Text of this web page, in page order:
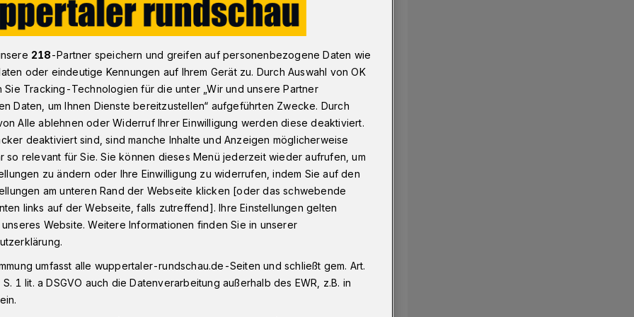
6. Mai 2021: Inzidenzwert weiterhin unter 200
6. Mai 2021
weiterhin unter
Mai 2021) meldet die Stadt
die aktuell mit dem Corona-
liegt bei 178,87.
218-Partner speichern und greifen auf personenbezogene Daten wie
oder eindeutige Kennungen auf Ihrem Gerät zu. Durch Auswahl von OK
Sie Tracking-Technologien für die unter „Wir und unsere Partner
Daten, um Ihnen Dienste bereitzustellen“ aufgeführten Zwecke. Durch
Alle ablehnen oder Widerruf Ihrer Einwilligung werden diese deaktiviert.
deaktiviert sind, sind manche Inhalte und Anzeigen möglicherweise
so relevant für Sie. Sie können dieses Menü jederzeit wieder aufrufen, um
zu ändern oder Ihre Einwilligung zu widerrufen, indem Sie auf den
am unteren Rand der Webseite klicken [oder das schwebende
links auf der Webseite, falls zutreffend]. Ihre Einstellungen gelten
Website. Weitere Informationen finden Sie in unserer
umfasst alle wuppertaler-rundschau.de-Seiten und schließt gem. Art.
1 lit. a DSGVO auch die Datenverarbeitung außerhalb des EWR, z.B. in